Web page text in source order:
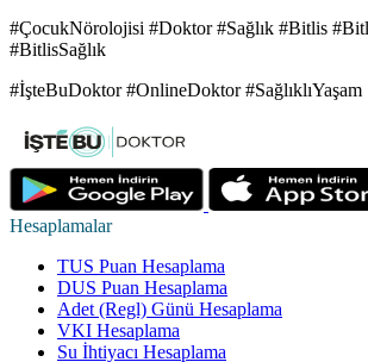
#ÇocukNörolojisi #Doktor #Sağlık #Bitlis
#BitlisSağlık
#İşteBuDoktor #OnlineDoktor #SağlıklıYaşam
Hesaplamalar
TUS Puan Hesaplama
DUS Puan Hesaplama
Adet (Regl) Günü Hesaplama
VKI Hesaplama
Su İhtiyacı Hesaplama